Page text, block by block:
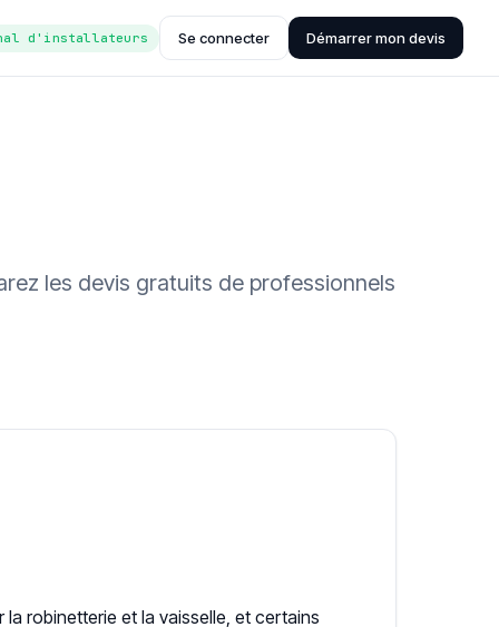
d'installateurs Se connecter Démarrer mon devis
les devis gratuits de professionnels
robinetterie et la vaisselle, et certains